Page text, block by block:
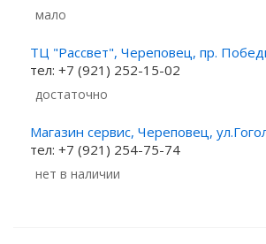
Мало
ТЦ "Рассвет", Череповец, пр.
тел: +7 (921) 252-15-02
Достаточно
Магазин сервис, Череповец,
тел: +7 (921) 254-75-74
Нет в наличии